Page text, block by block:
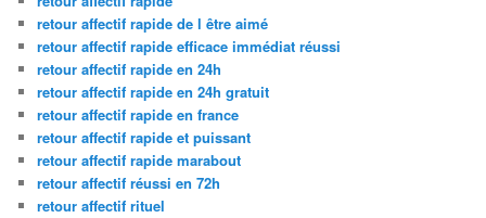
retour affectif rapide de l être aimé
retour affectif rapide efficace immédiat réussi
retour affectif rapide en 24h
retour affectif rapide en 24h gratuit
retour affectif rapide en france
retour affectif rapide et puissant
retour affectif rapide marabout
retour affectif réussi en 72h
retour affectif rituel